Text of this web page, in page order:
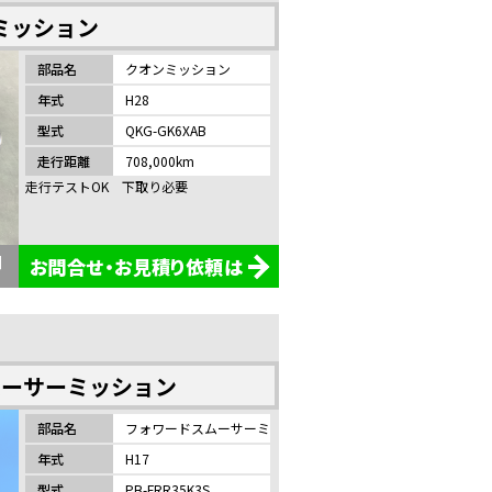
ッション
売
部品名
クオンミッション
年式
H28
型式
QKG-GK6XAB
走行距離
708,000km
走行テストOK 下取り必要
お問合せ・お見積り依頼は
サーミッション
部品名
フォワードスムーサーミッション
年式
H17